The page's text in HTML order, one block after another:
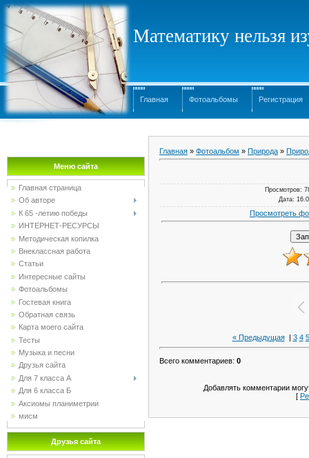
Математику нельзя
Главная Фотоальбомы Регистрация
Меню сайта
Главная страница
Об авторе
К 65 -летию победы
ИНТЕРНЕТ-РЕСУРСЫ
Методическая копилка
Внеклассная работа
Статьи
Интересные сайты
Фотоальбомы
Гостевая книга
Обратная связь
Карта моего сайта
Тесты
Музыка и песни
Друзья сайта
Для 7 класса А
Для 6 класса Б
Аксиомы планиметрии
мисм
Друзья сайта
Главная » Фотоальбом » Природа »
Просмотров:
Дата:
Просмотреть
« Предыдущая| 3 4 5
Всего комментариев: 0
Добавлять комментарии
[